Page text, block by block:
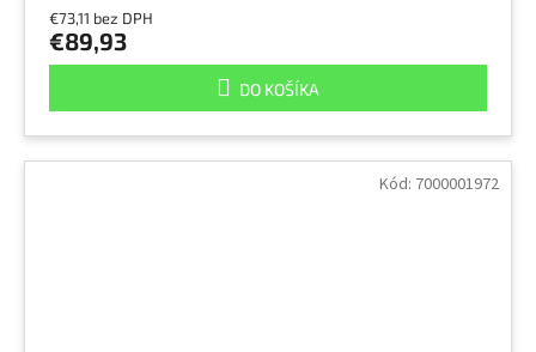
€73,11 bez DPH
€89,93
DO KOŠÍKA
Kód: 7000001972